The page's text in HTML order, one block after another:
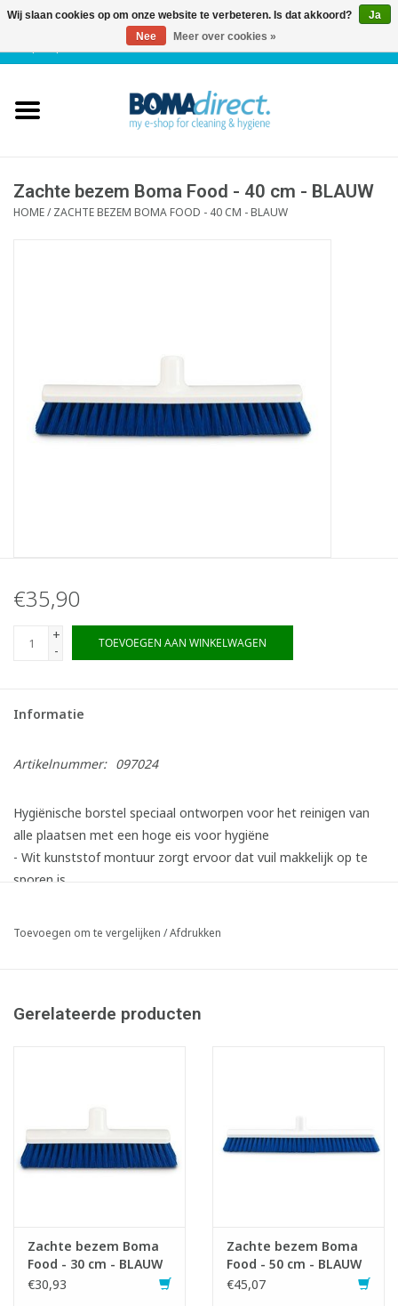
Klantenservice
Zachte bezem Boma Food - 40 cm - BLAUW
HOME/ZACHTE BEZEM BOMA FOOD - 40 CM - BLAUW
€35,90
+
-
TOEVOEGEN AAN WINKELWAGEN
Informatie
Artikelnummer: 097024
Hygiënische borstel speciaal ontworpen voor het reinigen van
alle plaatsen met een hoge eis voor hygiëne
- Wit kunststof montuur zorgt ervoor dat vuil makkelijk op te
sporen is
- Zachte Rilsan vezels: bijzonder slijtvast, krult niet en remt de
Toevoegen om te vergelijken /Afdrukken
Gerelateerde producten
Zachte bezem Boma
Food - 30 cm - BLAUW
€30,93
Zachte bezem Boma
Food - 50 cm - BLAUW
€45,07
Wij slaan cookies op om onze website te verbeteren. Is dat akkoord?
Ja
Nee
Meer over cookies »